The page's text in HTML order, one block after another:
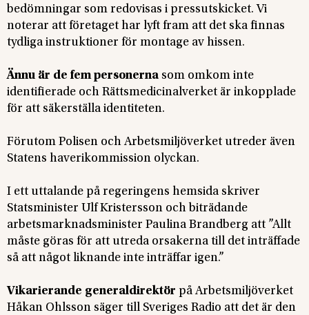
bedömningar som redovisas i pressutskicket. Vi
noterar att företaget har lyft fram att det ska finnas
tydliga instruktioner för montage av hissen.
Ännu är de fem personerna som omkom inte
identifierade och Rättsmedicinalverket är inkopplade
för att säkerställa identiteten.
Förutom Polisen och Arbetsmiljöverket utreder även
Statens haverikommission olyckan.
I ett uttalande på regeringens hemsida skriver
Statsminister Ulf Kristersson och biträdande
arbetsmarknadsminister Paulina Brandberg att ”Allt
måste göras för att utreda orsakerna till det inträffade
så att något liknande inte inträffar igen.”
Vikarierande generaldirektör på Arbetsmiljöverket
Håkan Ohlsson säger till Sveriges Radio att det är den